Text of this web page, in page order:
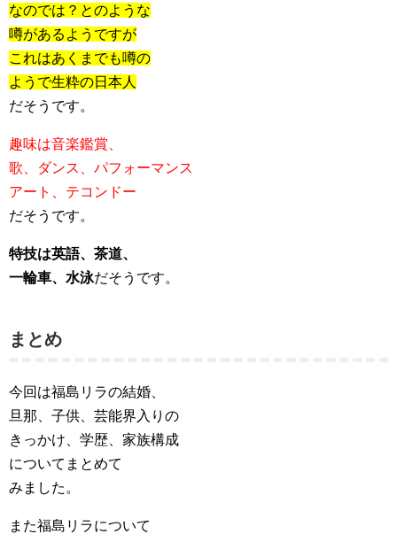
なのでは？とのような
噂があるようですが
これはあくまでも噂の
ようで生粋の日本人
だそうです。
趣味は音楽鑑賞、
歌、ダンス、パフォーマンス
アート、テコンドー
だそうです。
特技は英語、茶道、
一輪車、水泳だそうです。
まとめ
今回は福島リラの結婚、
旦那、子供、芸能界入りの
きっかけ、学歴、家族構成
についてまとめて
みました。
また福島リラについて